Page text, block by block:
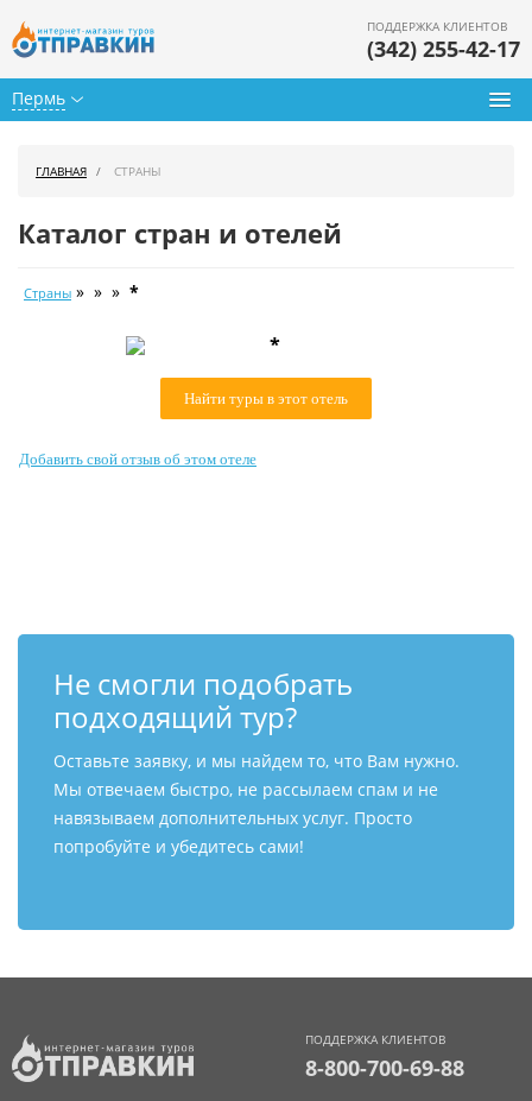
Пермь
ПОДДЕРЖКА КЛИЕНТОВ
(342) 255-42-17
Календарь туров
Как купить
ГЛАВНАЯ СТРАНЫ
Каталог стран и отелей
Страны » » » *
*
Найти туры в этот отель
Добавить свой отзыв об этом отеле
Не смогли подобрать
подходящий тур?
Оставьте заявку, и мы найдем то, что Вам нужно.
Мы отвечаем быстро, не рассылаем спам и не
навязываем дополнительных услуг. Просто
попробуйте и убедитесь сами!
ПОДДЕРЖКА КЛИЕНТОВ
8-800-700-69-88